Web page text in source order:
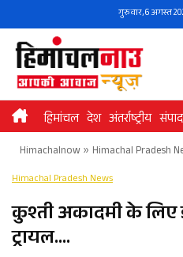
to
content
गुरुवार, 6 अगस्त
हिमांचल देश अंतर्राष्ट्रीय
Himachalnow» Himachal Pradesh
Himachal Pradesh News
कुश्ती अकादमी के लिए
ट्रायल….